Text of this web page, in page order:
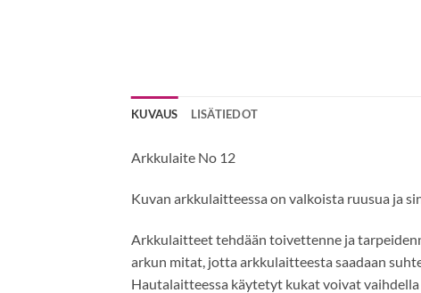
KUVAUS LISÄTIEDOT
Arkkulaite No 12
Kuvan arkkulaitteessa on valkoista ruusua ja
Arkkulaitteet tehdään toivettenne ja
arkun mitat, jotta arkkulaitteesta saadaan
Hautalaitteessa käytetyt kukat voivat